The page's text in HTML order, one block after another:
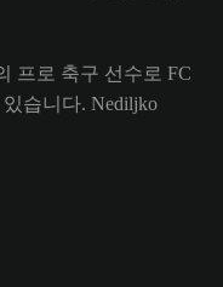
프로 축구 선수로 FC
습니다. Nediljko